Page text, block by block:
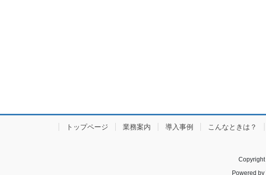
トップページ 業務案内 導入事例 こんなときは？
Powered by